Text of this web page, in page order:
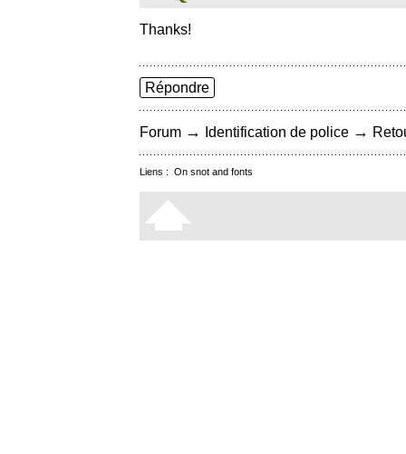
Thanks!
Répondre
Forum → Identification de police →
Liens : On snot and fonts